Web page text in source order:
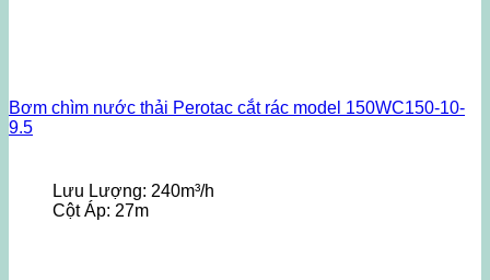
Bơm chìm nước thải Perotac cắt rác model 150WC150-10-
9.5
Lưu Lượng: 240m³/h
Cột Áp: 27m